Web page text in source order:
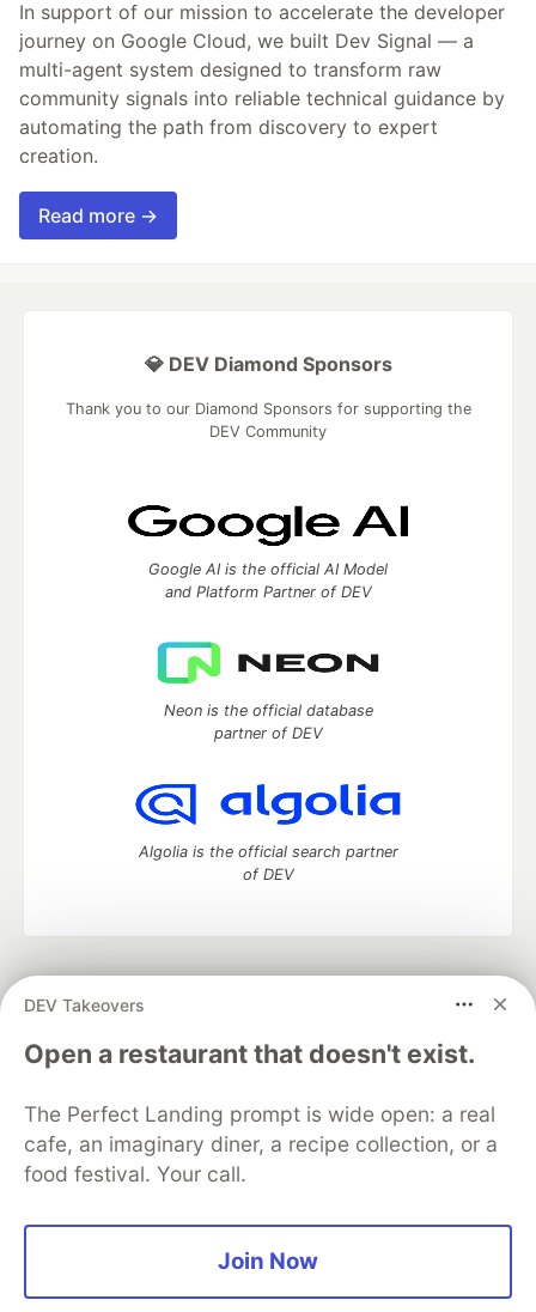
In support of our mission to accelerate the developer
journey on Google Cloud, we built Dev Signal — a
multi-agent system designed to transform raw
community signals into reliable technical guidance by
automating the path from discovery to expert
creation.
Read more →
DEV Takeovers
Open a restaurant that doesn't exist.
The Perfect Landing prompt is wide open: a real
cafe, an imaginary diner, a recipe collection, or a
food festival. Your call.
Join Now
💎 DEV Diamond Sponsors
Thank you to our Diamond Sponsors for supporting the
DEV Community
Google AI is the official AI Model
and Platform Partner of DEV
Neon is the official database
partner of DEV
Algolia is the official search partner
of DEV
development and manage your software career
DEV Education Tracks
DEV Help
Advertise on DEV
Free Postgres Database
DEV Shop
MLH
Code of Conduct
Privacy Policy
Terms of Use
Built on
Forem— the open source
and other inclusive communities.